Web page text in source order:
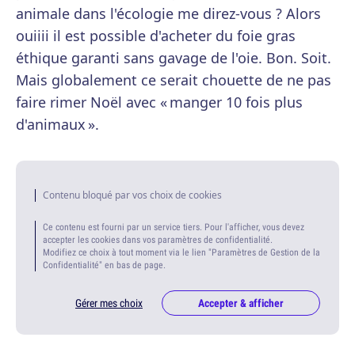
animale dans l'écologie me direz-vous ? Alors
ouiiii il est possible d'acheter du foie gras
éthique garanti sans gavage de l'oie. Bon. Soit.
Mais globalement ce serait chouette de ne pas
faire rimer Noël avec « manger 10 fois plus
d'animaux ».
Contenu bloqué par vos choix de cookies
Ce contenu est fourni par un service tiers. Pour l'afficher, vous devez
accepter les cookies dans vos paramètres de confidentialité.
Modifiez ce choix à tout moment via le lien "Paramètres de Gestion de la
Confidentialité" en bas de page.
Gérer mes choix Accepter & afficher